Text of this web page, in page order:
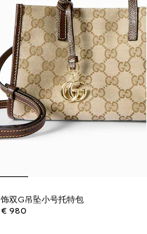
饰双G吊坠小号托特包
€ 980